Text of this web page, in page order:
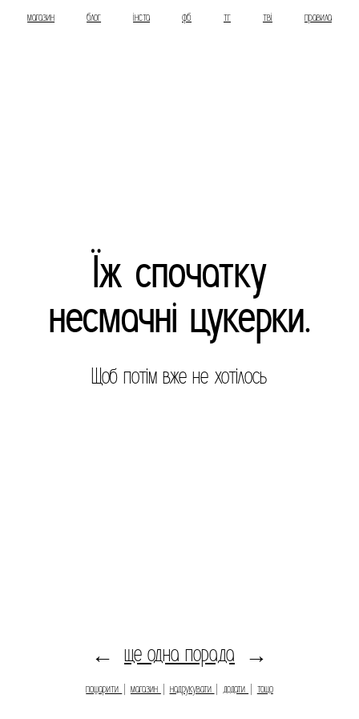
магазин блог інста фб тг тві правила
Їж спочатку
несмачні цукерки.
Щоб потім вже не хотілось
← ще одна порада →
пошарити магазин надрукувати додати тощо